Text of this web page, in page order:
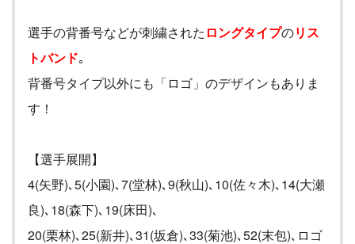
選手の背番号などが刺繍された ロングタイプのリス
トバンド｡
背番号タイプ以外にも「ロゴ」のデザインもありま
す！
【選手展開】
4(矢野)､5(小園)､7(堂林)､9(秋山)､ 10(佐々木)､ 14(大瀬
良)､ 18(森下)､ 19(床田)､
20(栗林)､25(新井)､31(坂倉)､33(菊池)､52(末包)､ロゴ